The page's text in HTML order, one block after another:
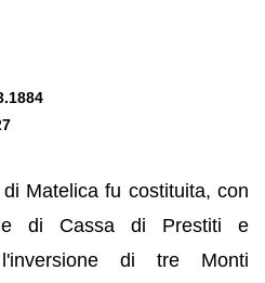
Matelica fu costituita, con
di Cassa di Prestiti e
di tre Monti